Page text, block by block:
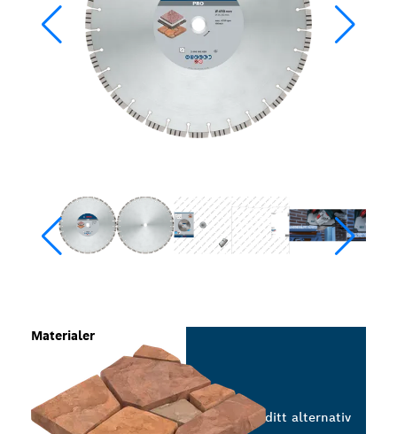
Materialer
Velg ditt alternativ